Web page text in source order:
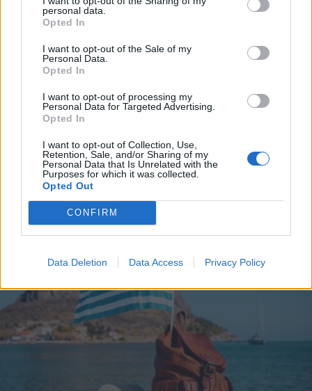
personal data.
Opted In
I want to opt-out of the Sale of my
Personal Data.
Opted In
I want to opt-out of processing my
Personal Data for Targeted Advertising.
Opted In
I want to opt-out of Collection, Use,
Retention, Sale, and/or Sharing of my
Personal Data that Is Unrelated with the
Purposes for which it was collected.
Opted Out
CONFIRM
Data Deletion Data Access Privacy Policy
ΕΛΛΑΔΑ 04.08.2025 17:16
Λειψυδρία στα ελληνικά νησιά: Το 50 %
του πόσιμου νερού χάνεται προτού
φτάσει στη βρύση
Αποδέχομαι τους
και την πολιτική απορρήτου
X